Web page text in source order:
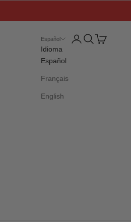
Español
Idioma
Español
Français
English
Iniciar sesión
Buscar
Cesta